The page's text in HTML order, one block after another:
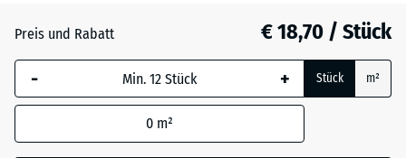
+ € 0,60
Die gewählte, blau
umrandete
Abmessung wird
Produktdaten nicht
Preis und Rabatt € 18,70 / Stück
- + Stück m²
0 m²